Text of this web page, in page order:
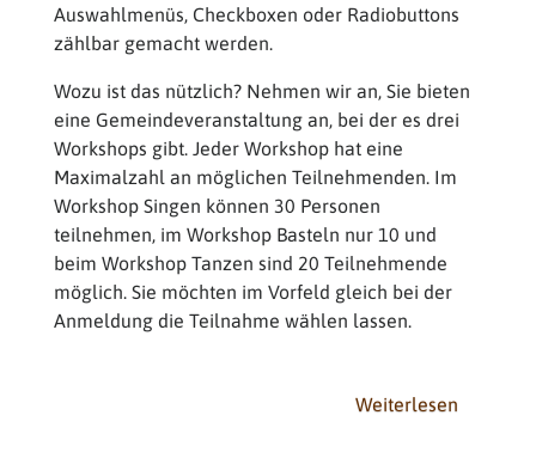
Auswahlmenüs, Checkboxen oder Radiobuttons
zählbar gemacht werden.
Wozu ist das nützlich? Nehmen wir an, Sie bieten
eine Gemeindeveranstaltung an, bei der es drei
Workshops gibt. Jeder Workshop hat eine
Maximalzahl an möglichen Teilnehmenden. Im
Workshop Singen können 30 Personen
teilnehmen, im Workshop Basteln nur 10 und
beim Workshop Tanzen sind 20 Teilnehmende
möglich. Sie möchten im Vorfeld gleich bei der
Anmeldung die Teilnahme wählen lassen.
Weiterlesen